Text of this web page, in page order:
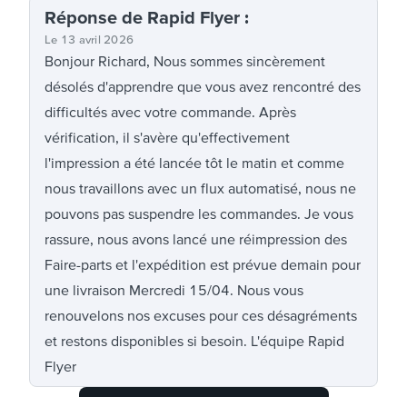
Réponse de Rapid Flyer :
Le 13 avril 2026
Bonjour Richard, Nous sommes sincèrement
désolés d'apprendre que vous avez rencontré des
difficultés avec votre commande. Après
vérification, il s'avère qu'effectivement
l'impression a été lancée tôt le matin et comme
nous travaillons avec un flux automatisé, nous ne
pouvons pas suspendre les commandes. Je vous
rassure, nous avons lancé une réimpression des
Faire-parts et l'expédition est prévue demain pour
une livraison Mercredi 15/04. Nous vous
renouvelons nos excuses pour ces désagréments
et restons disponibles si besoin. L'équipe Rapid
Flyer